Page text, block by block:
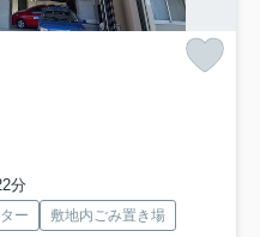
分
ー
敷地内ごみ置き場